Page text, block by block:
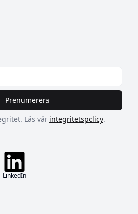
Prenumerera
Läs vår integritetspolicy.
LinkedIn